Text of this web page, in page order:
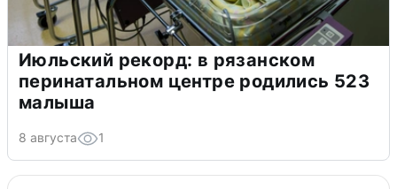
Июльский рекорд: в рязанском
перинатальном центре родились 523
малыша
8 августа 1